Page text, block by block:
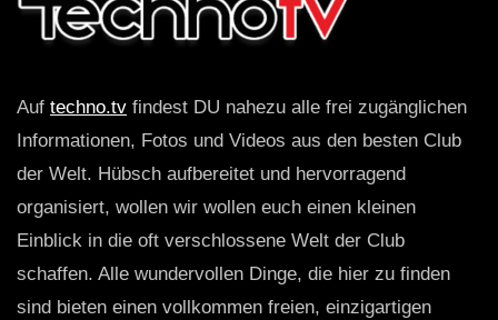
Auf techno.tv findest DU nahezu alle frei zugänglichen
Informationen, Fotos und Videos aus den besten Club
der Welt. Hübsch aufbereitet und hervorragend
organisiert, wollen wir wollen euch einen kleinen
Einblick in die oft verschlossene Welt der Club
schaffen. Alle wundervollen Dinge, die hier zu finden
sind bieten einen vollkommen freien, einzigartigen